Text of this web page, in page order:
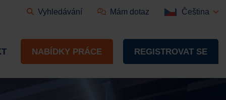
Vyhledávání Mám dotaz Čeština
NABÍDKY PRÁCE REGISTROVAT SE